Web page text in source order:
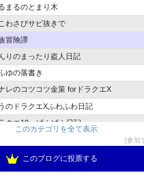
まるのとまり木
わさびサビ抜きで
冒険譚
りのまったり盗人日記
ゆの落書き
レのコツコツ金策 forドラクエX
のドラクエXふわふわ日記
クエ10 ぱふぱふ日記
きゅブロ
このカテゴリを全て表示
参加
このブログに投票する